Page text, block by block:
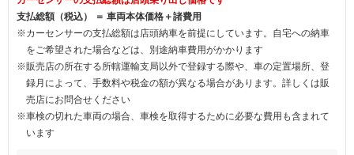
支払総額（税込） ＝ 車両本体価格＋諸費用
※カーセンサーの支払総額は店頭納車を前提にしています。自宅への納車
をご希望された場合などは、別途納車費用がかかります
※販売店の所在する所轄運輸支局以外で登録する際や、車の定置場所、登
録月によって、手数料や税金の額が異なる場合があります。詳しくは販
売店にお問合せください
※車検の切れた車両の場合、車検を取得するために必要な費用も含まれて
います